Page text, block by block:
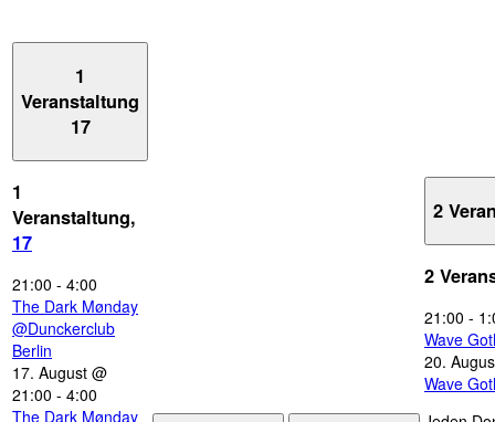
1
Veranstaltung
17
1
Veranstaltung,
17
21:00 - 4:00
The Dark Mønday
@Dunckerclub
Berlin
17. August @
21:00 - 4:00
The Dark Mønday
2
2
21:00 -
Wave
20.
Wave